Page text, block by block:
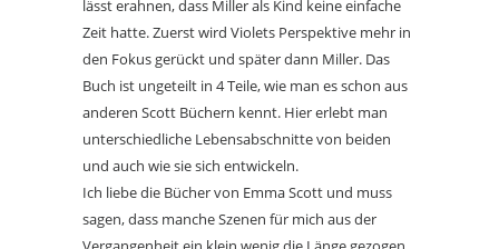
lässt erahnen, dass Miller als Kind keine einfache
Zeit hatte. Zuerst wird Violets Perspektive mehr in
den Fokus gerückt und später dann Miller. Das
Buch ist ungeteilt in 4 Teile, wie man es schon aus
anderen Scott Büchern kennt. Hier erlebt man
unterschiedliche Lebensabschnitte von beiden
und auch wie sie sich entwickeln.
Ich liebe die Bücher von Emma Scott und muss
sagen, dass manche Szenen für mich aus der